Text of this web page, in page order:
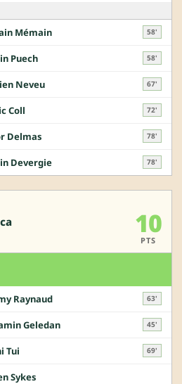
Mémain 58'
Puech 58'
Neveu 67'
Coll 72'
Delmas 78'
Devergie 78'
10
PTS
Raynaud 63'
Geledan 45'
Tui 69'
Sykes